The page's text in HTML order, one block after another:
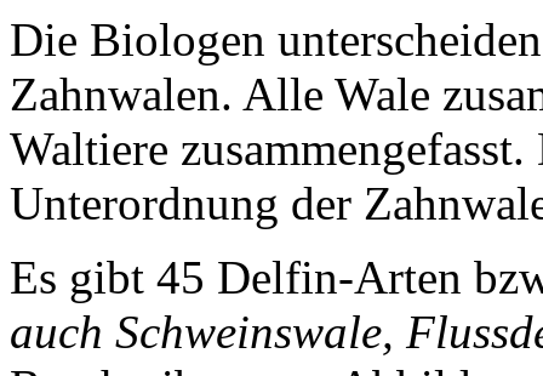
Die Biologen
Zahnwalen. Alle Wale
Waltiere
Unterordnung der
Es gibt 45 Delfin-Arten
auch Schweinswale,